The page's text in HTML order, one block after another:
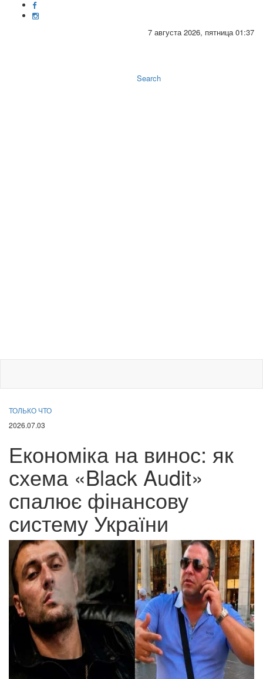
7 августа 2026, пятница 01:37
Search
ТОЛЬКО ЧТО
2026.07.03
Економіка на винос: як
схема «Black Audit»
спалює фінансову
систему України